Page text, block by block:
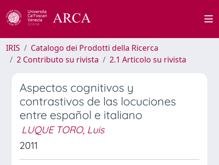
IRIS
Catalogo dei Prodotti della Ricerca
2 Contributo su rivista
2.1 Articolo su rivista
Aspectos cognitivos y
contrastivos de las locuciones
entre español e italiano
LUQUE TORO, Luis
2011